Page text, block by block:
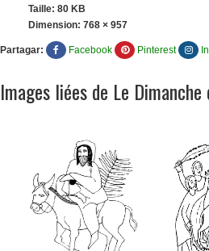
Taille: 80 KB
Dimension: 768 × 957
Partagar: Facebook Pinterest
Images liées de Le Dimanche